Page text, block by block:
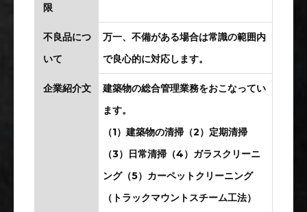
限
不良品につ
いて
万一、不備がある場合は常識の範囲内
で良心的に対応します。
企業紹介文
建築物の総合管理業務をおこなってい
ます。
（1）建築物の清掃（2）定期清掃
（3）日常清掃（4）ガラスクリーニ
ング（5）カーペットクリーニング
（トラックマウントスチーム工法）